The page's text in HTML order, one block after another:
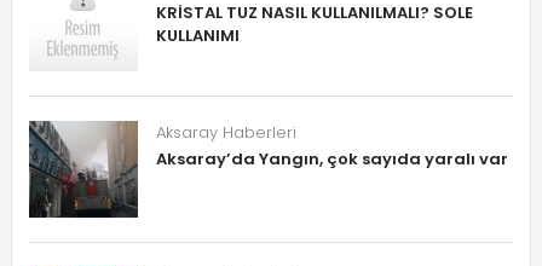
KRİSTAL TUZ NASIL KULLANILMALI? SOLE
KULLANIMI
Aksaray Haberleri
Aksaray’da Yangın, çok sayıda yaralı var